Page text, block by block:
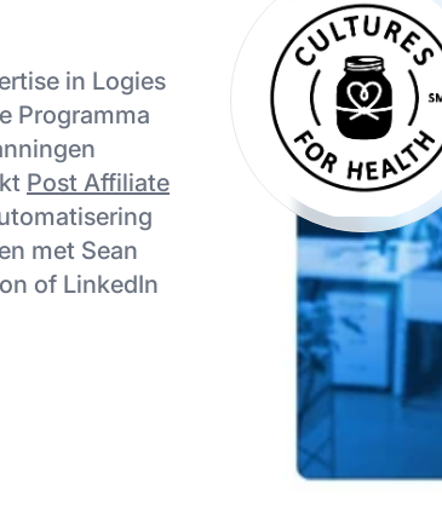
in Logies
Programma
Post Affiliate
met Sean
of LinkedIn